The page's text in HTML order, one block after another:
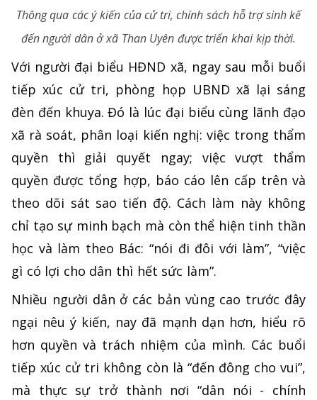
Thông qua các ý kiến của cử tri, chính sách hỗ trợ sinh kế
đến người dân ở xã Than Uyên được triển khai kịp thời.
Với người đại biểu HĐND xã, ngay sau mỗi buổi
tiếp xúc cử tri, phòng họp UBND xã lại sáng
đèn đến khuya. Đó là lúc đại biểu cùng lãnh đạo
xã rà soát, phân loại kiến nghị: việc trong thẩm
quyền thì giải quyết ngay; việc vượt thẩm
quyền được tổng hợp, báo cáo lên cấp trên và
theo dõi sát sao tiến độ. Cách làm này không
chỉ tạo sự minh bạch mà còn thể hiện tinh thần
học và làm theo Bác: “nói đi đôi với làm”, “việc
gì có lợi cho dân thì hết sức làm”.
Nhiều người dân ở các bản vùng cao trước đây
ngại nêu ý kiến, nay đã mạnh dạn hơn, hiểu rõ
hơn quyền và trách nhiệm của mình. Các buổi
tiếp xúc cử tri không còn là “đến đông cho vui”,
mà thực sự trở thành nơi “dân nói - chính